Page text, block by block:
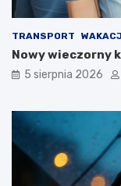
TRANSPORT
Nowy wieczorny
5 sierpnia 2026